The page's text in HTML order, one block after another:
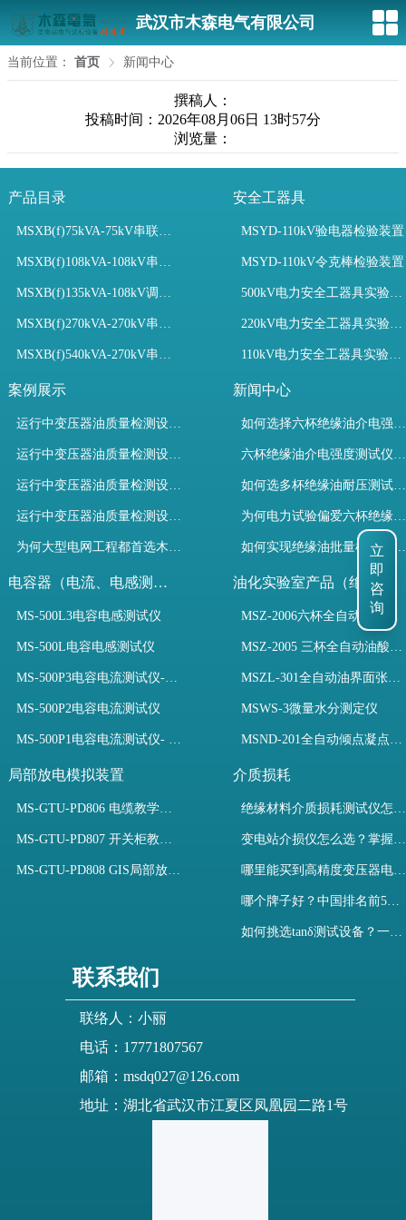
武汉市木森电气有限公司
当前位置： 首页 新闻中心
撰稿人：
投稿时间：2026年08月06日 13时57分
浏览量：
产品目录
MSXB(f)75kVA-75kV串联谐振装置
MSXB(f)108kVA-108kV串联谐振试验装置
MSXB(f)135kVA-108kV调频串联谐振试验装置
MSXB(f)270kVA-270kV串联谐振
MSXB(f)540kVA-270kV串联谐振试验装置
安全工器具
MSYD-110kV验电器检验装置
MSYD-110kV令克棒检验装置
500kV电力安全工器具实验室配置
220kV电力安全工器具实验室配置
110kV电力安全工器具实验室配置
案例展示
运行中变压器油质量检测设备有哪些优势？
运行中变压器油质量检测设备如何维护？
运行中变压器油质量检测设备包括哪些？
运行中变压器油质量检测设备如何选型？
为何大型电网工程都首选木森电气成套电力测试设备？
新闻中心
如何选择六杯绝缘油介电强度测试仪提升变压器油检测效率？
六杯绝缘油介电强度测试仪如何选？规程与高效设备解析
如何选多杯绝缘油耐压测试仪？检测标准与选型推荐
为何电力试验偏爱六杯绝缘油介电强度测试仪？设备推荐
如何实现绝缘油批量检测？六杯绝缘油介电强度测试仪选型指南
电容器（电流、电感测试）
MS-500L3电容电感测试仪
MS-500L电容电感测试仪
MS-500P3电容电流测试仪-3PT、两种4PT、1PT连接方式
MS-500P2电容电流测试仪
MS-500P1电容电流测试仪- 支持3PT、4PT、1PT
油化实验室产品（绝缘油）
MSZ-2006六杯全自动油酸值测定仪
MSZ-2005 三杯全自动油酸值测定仪
MSZL-301全自动油界面张力仪
MSWS-3微量水分测定仪
MSND-201全自动倾点凝点测试仪
局部放电模拟装置
MS-GTU-PD806 电缆教学用局部放电模拟装置
MS-GTU-PD807 开关柜教学用局部放电模拟装置
MS-GTU-PD808 GIS局部放电模拟系统
介质损耗
绝缘材料介质损耗测试仪怎么选？看木森电气B端定制如何升级测试效率
变电站介损仪怎么选？掌握采购要点-木森电气
哪里能买到高精度变压器电容量及介损测试仪？快速解决选型难题
哪个牌子好？中国排名前5介质损耗测试仪选型对比快速解决测量难题
如何挑选tanδ测试设备？一文掌握高压介质损耗测试仪采购核心
联系我们
联络人：小丽
电话：17771807567
邮箱：msdq027@126.com
地址：湖北省武汉市江夏区凤凰园二路1号
立
即
咨
询